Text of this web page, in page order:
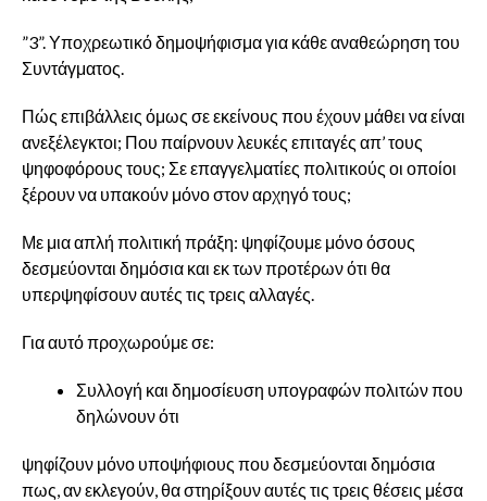
”3”. Υποχρεωτικό δημοψήφισμα για κάθε αναθεώρηση του
Συντάγματος.
Πώς επιβάλλεις όμως σε εκείνους που έχουν μάθει να είναι
ανεξέλεγκτοι; Που παίρνουν λευκές επιταγές απ’ τους
ψηφοφόρους τους; Σε επαγγελματίες πολιτικούς οι οποίοι
ξέρουν να υπακούν μόνο στον αρχηγό τους;
Με μια απλή πολιτική πράξη: ψηφίζουμε μόνο όσους
δεσμεύονται δημόσια και εκ των προτέρων ότι θα
υπερψηφίσουν αυτές τις τρεις αλλαγές.
Για αυτό προχωρούμε σε:
Συλλογή και δημοσίευση υπογραφών πολιτών που
δηλώνουν ότι
ψηφίζουν μόνο υποψήφιους που δεσμεύονται δημόσια
πως, αν εκλεγούν, θα στηρίξουν αυτές τις τρεις θέσεις μέσα